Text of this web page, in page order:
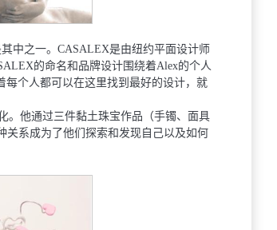
中之⼀。CASALEX是由纽约平⾯设计师
的命名和品牌设计围绕着Alex的个⼈
每个⼈都可以在这⾥找到最好的设计，就
。他通过三件黏⼟珠宝作品（⼿镯、⾯具
关系成为了他们探索和发现⾃⼰以及如何